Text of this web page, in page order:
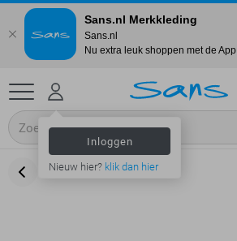
Inloggen
Nieuw hier? klik dan hier
Sans.nl Merkkleding
Sans.nl
Nu extra leuk shoppen met de App.